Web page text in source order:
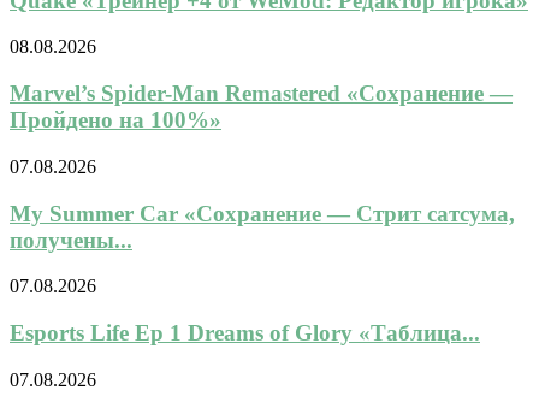
08.08.2026
Marvel’s Spider-Man Remastered «Сохранение —
Пройдено на 100%»
07.08.2026
My Summer Car «Сохранение — Стрит сатсума,
получены...
07.08.2026
Esports Life Ep 1 Dreams of Glory «Таблица...
07.08.2026